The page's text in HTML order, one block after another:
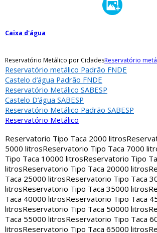
Caixa d'água
Reservatório Metálico por CidadesReservatório
Reservatório metálico Padrão FNDE
Castelo d’água Padrão FNDE
Reservatório Metálico SABESP
Castelo D’água SABESP
Reservatório Metálico Padrão SABESP
Reservatório Metálico
Reservatorio Tipo Taca 2000 litros
5000 litrosReservatorio Tipo Taca 7000
Tipo Taca 10000 litrosReservatorio Tipo
litrosReservatorio Tipo Taca 20000 litros
Taca 25000 litrosReservatorio Tipo Taca
litrosReservatorio Tipo Taca 35000 litros
Taca 40000 litrosReservatorio Tipo Taca
litrosReservatorio Tipo Taca 50000 litros
Taca 55000 litrosReservatorio Tipo Taca
litrosReservatorio Tipo Taca 65000 litros